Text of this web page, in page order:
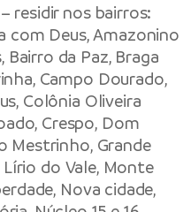
– residir nos bairros:
com Deus, Amazonino
Bairro da Paz, Braga
Campo Dourado,
Colônia Oliveira
Crespo, Dom
Mestrinho, Grande
Lírio do Vale, Monte
Nova cidade,